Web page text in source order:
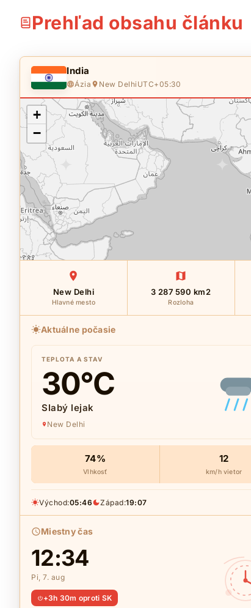
Prehľad obsahu článku
India
Ázia New Delhi UTC+05:30
+
−
New Delhi
Hlavné mesto
3 287 590 km2
Rozloha
Aktuálne počasie
TEPLOTA A STAV
30°C
Slabý lejak
New Delhi
74%
Vlhkosť
12
km/h vietor
Východ:05:46 Západ:19:07
Miestny čas
12:34
Pi, 7. aug
+3h 30m oproti SK